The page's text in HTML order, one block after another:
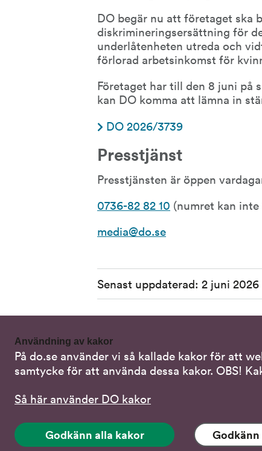
Användning av kakor
På do.se använder vi så kallade kakor för att
samtycke för att använda dessa kakor. OBS!
Så här använder DO kakor
Godkänn alla kakor
DO begär nu att företaget ska
diskrimineringsersättning för
underlåtenheten utreda och
förlorad arbetsinkomst för
Företaget har till den 8 juni på
kan DO komma att lämna in
DO 2026/3739
Presstjänst
Presstjänsten är öppen
0736-82 82 10 (numret kan
media@do.se
Sidinformation
Senast uppdaterad: 2 juni 2026
Kontakta oss
08-120 20 700
do@do.se
Fler kontaktuppgifter
Stöd